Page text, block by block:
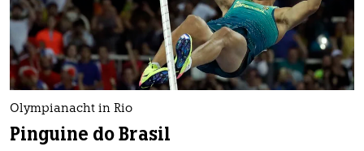
Olympianacht in Rio
Pinguine do Brasil